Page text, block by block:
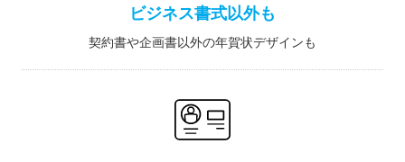
ビジネス書式以外も
契約書や企画書以外の年賀状デザインも